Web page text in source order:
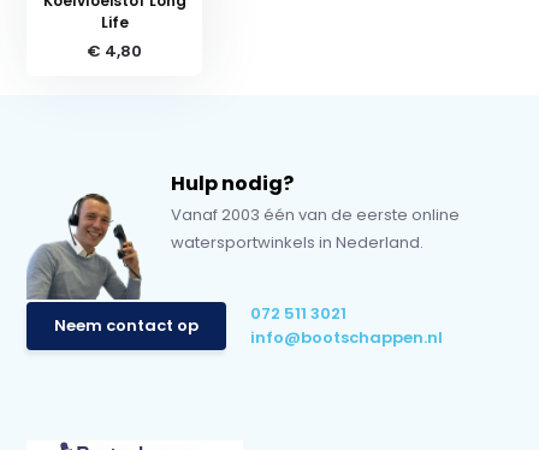
Life
€ 4,80
Hulp nodig?
Vanaf 2003 één van de eerste online
watersportwinkels in Nederland.
Neem contact op
072 511 3021
info@bootschappen.nl